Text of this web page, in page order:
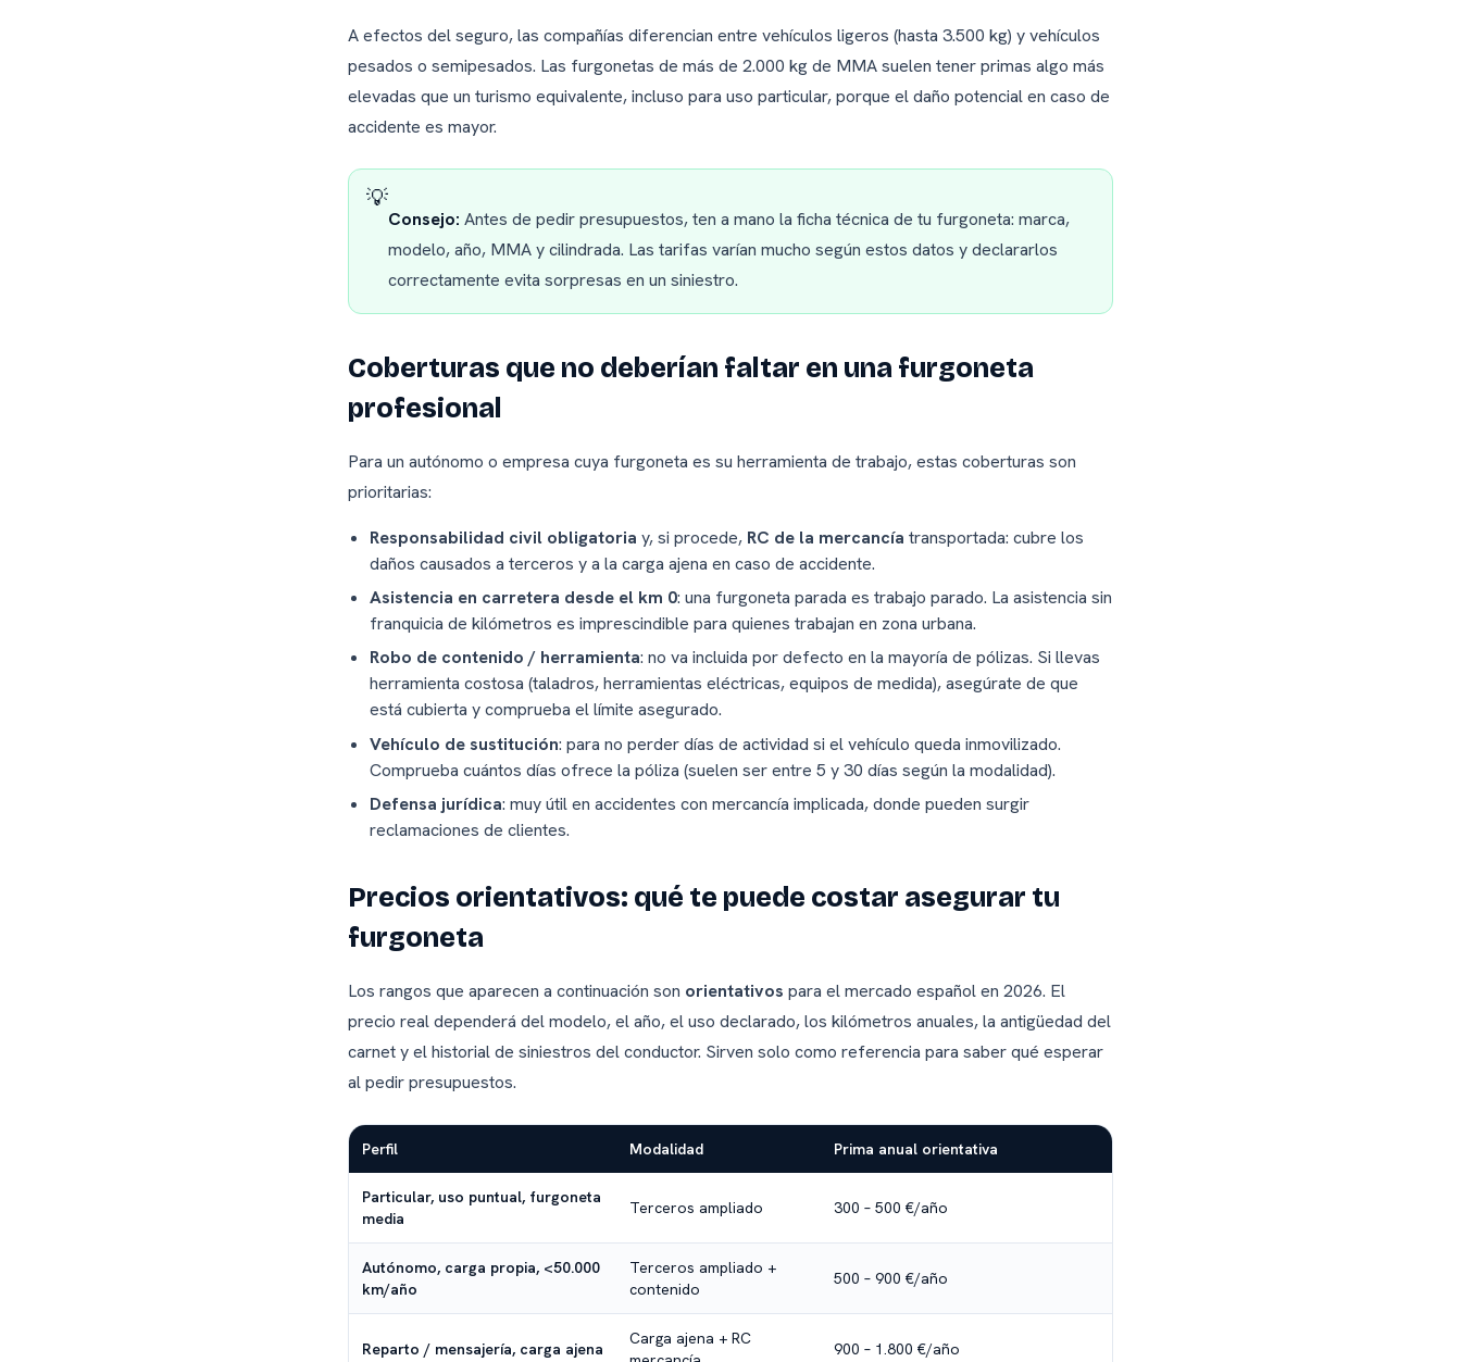
A efectos del seguro, las compañías diferencian entre vehículos ligeros (hasta 3.500 kg) y vehículos
pesados o semipesados. Las furgonetas de más de 2.000 kg de MMA suelen tener primas algo más
elevadas que un turismo equivalente, incluso para uso particular, porque el daño potencial en caso de
accidente es mayor.
💡
Consejo: Antes de pedir presupuestos, ten a mano la ficha técnica de tu furgoneta: marca,
modelo, año, MMA y cilindrada. Las tarifas varían mucho según estos datos y declararlos
correctamente evita sorpresas en un siniestro.
Coberturas que no deberían faltar en una furgoneta
profesional
Para un autónomo o empresa cuya furgoneta es su herramienta de trabajo, estas coberturas son
prioritarias:
Responsabilidad civil obligatoria y, si procede, RC de la mercancía transportada: cubre los
daños causados a terceros y a la carga ajena en caso de accidente.
Asistencia en carretera desde el km 0: una furgoneta parada es trabajo parado. La asistencia sin
franquicia de kilómetros es imprescindible para quienes trabajan en zona urbana.
Robo de contenido / herramienta: no va incluida por defecto en la mayoría de pólizas. Si llevas
herramienta costosa (taladros, herramientas eléctricas, equipos de medida), asegúrate de que
está cubierta y comprueba el límite asegurado.
Vehículo de sustitución: para no perder días de actividad si el vehículo queda inmovilizado.
Comprueba cuántos días ofrece la póliza (suelen ser entre 5 y 30 días según la modalidad).
Defensa jurídica: muy útil en accidentes con mercancía implicada, donde pueden surgir
reclamaciones de clientes.
Precios orientativos: qué te puede costar asegurar tu
furgoneta
Los rangos que aparecen a continuación son orientativos para el mercado español en 2026. El
precio real dependerá del modelo, el año, el uso declarado, los kilómetros anuales, la antigüedad del
carnet y el historial de siniestros del conductor. Sirven solo como referencia para saber qué esperar
al pedir presupuestos.
Perfil Modalidad Prima anual orientativa
Particular, uso puntual, furgoneta
media
Terceros ampliado 300 – 500 €/año
Autónomo, carga propia, <50.000
km/año
Terceros ampliado +
contenido
500 – 900 €/año
Reparto / mensajería, carga ajena
Carga ajena + RC
900 – 1.800 €/año